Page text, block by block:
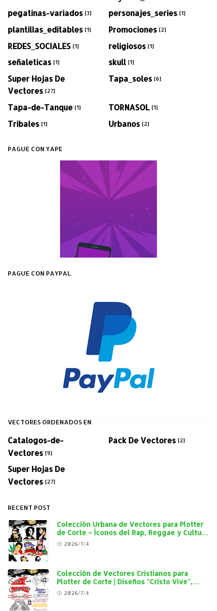
pegatinas-variados [3] personajes_series [1]
plantillas_editables [1] Promociones [2]
REDES_SOCIALES [1] religiosos [1]
señaleticas [1] skull [1]
Super Hojas De
Vectores [27]
Tapa_soles [6]
Tapa-de-Tanque [1] TORNASOL [1]
Tribales [1] Urbanos [2]
PAGUE CON YAPE
PAGUE CON PAYPAL
VECTORES ORDENADOS EN
Catalogos-de-
Vectores [9]
Pack De Vectores [2]
Super Hojas De
Vectores [27]
RECENT POST
Colección Urbana de Vectores para Plotter
de Corte – Íconos del Rap, Reggae y Cultura
Street en Alta Calidad
2026/7/4
Colección de Vectores Cristianos para
Plotter de Corte | Diseños "Cristo Vive",
"Jesús Vive" y Virgen de Guadalupe en Alta
Calidad
2026/7/4